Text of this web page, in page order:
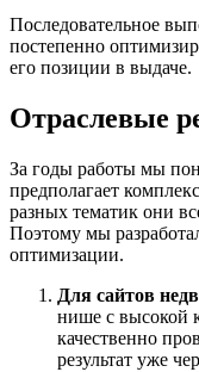
Последовательное
постепенно
его позиции в выдаче.
Отраслевые
За годы работы мы
предполагает
разных тематик они
Поэтому мы
оптимизации.
Для сайтов
нише с высокой
качественно
результат уже